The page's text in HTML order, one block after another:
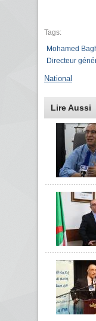
Tags:
Mohamed
Directeur
National
Lire Aussi